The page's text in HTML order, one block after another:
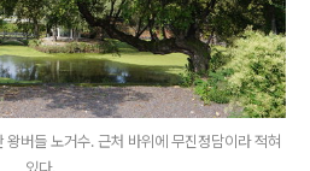
버들 노거수. 근처 바위에 무진정담이라 적혀